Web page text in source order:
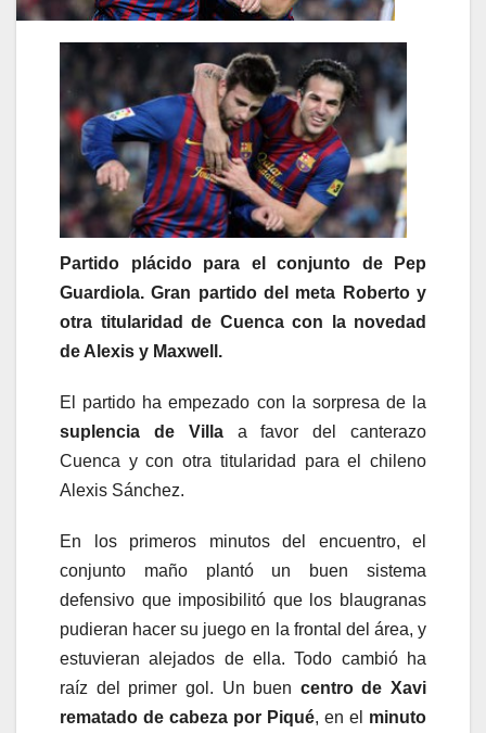
Partido plácido para el conjunto de Pep
Guardiola. Gran partido del meta Roberto y
otra titularidad de Cuenca con la novedad
de Alexis y Maxwell.
El partido ha empezado con la sorpresa de la
suplencia de Villaa favor del canterazo
Cuenca y con otra titularidad para el chileno
Alexis Sánchez.
En los primeros minutos del encuentro, el
conjunto maño plantó un buen sistema
defensivo que imposibilitó que los blaugranas
pudieran hacer su juego en la frontal del área, y
estuvieran alejados de ella. Todo cambió ha
raíz del primer gol. Un buen centro de Xavi
rematado de cabeza por Piqué, en el minuto